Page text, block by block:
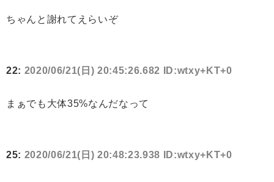
ちゃんと謝れてえらいぞ
22: 2020/06/21(日) 20:45:26.682 ID:wtxy+KT+0
まぁでも大体35%なんだなって
25: 2020/06/21(日) 20:48:23.938 ID:wtxy+KT+0